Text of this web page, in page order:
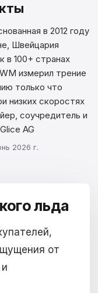
в 2012 году
Швейцария
в 100+ странах
измерил трение
только что
низких скоростях
соучредитель и
AG
2026 г.
льда
от